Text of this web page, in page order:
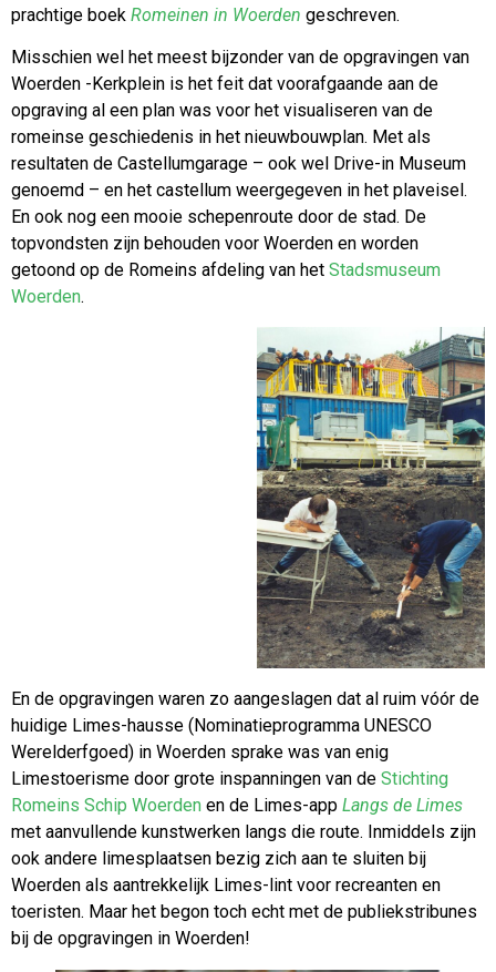
prachtige boek Romeinen in Woerden geschreven.
Misschien wel het meest bijzonder van de opgravingen van
Woerden -Kerkplein is het feit dat voorafgaande aan de
opgraving al een plan was voor het visualiseren van de
romeinse geschiedenis in het nieuwbouwplan. Met als
resultaten de Castellumgarage – ook wel Drive-in Museum
genoemd – en het castellum weergegeven in het plaveisel.
En ook nog een mooie schepenroute door de stad. De
topvondsten zijn behouden voor Woerden en worden
getoond op de Romeins afdeling van het Stadsmuseum
Woerden.
En de opgravingen waren zo aangeslagen dat al ruim vóór de
huidige Limes-hausse (Nominatieprogramma UNESCO
Werelderfgoed) in Woerden sprake was van enig
Limestoerisme door grote inspanningen van de Stichting
Romeins Schip Woerden en de Limes-app Langs de Limes
met aanvullende kunstwerken langs die route. Inmiddels zijn
ook andere limesplaatsen bezig zich aan te sluiten bij
Woerden als aantrekkelijk Limes-lint voor recreanten en
toeristen. Maar het begon toch echt met de publiekstribunes
bij de opgravingen in Woerden!